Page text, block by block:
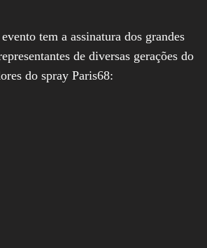
tem a assinatura dos grandes
de diversas gerações do
do spray Paris68: